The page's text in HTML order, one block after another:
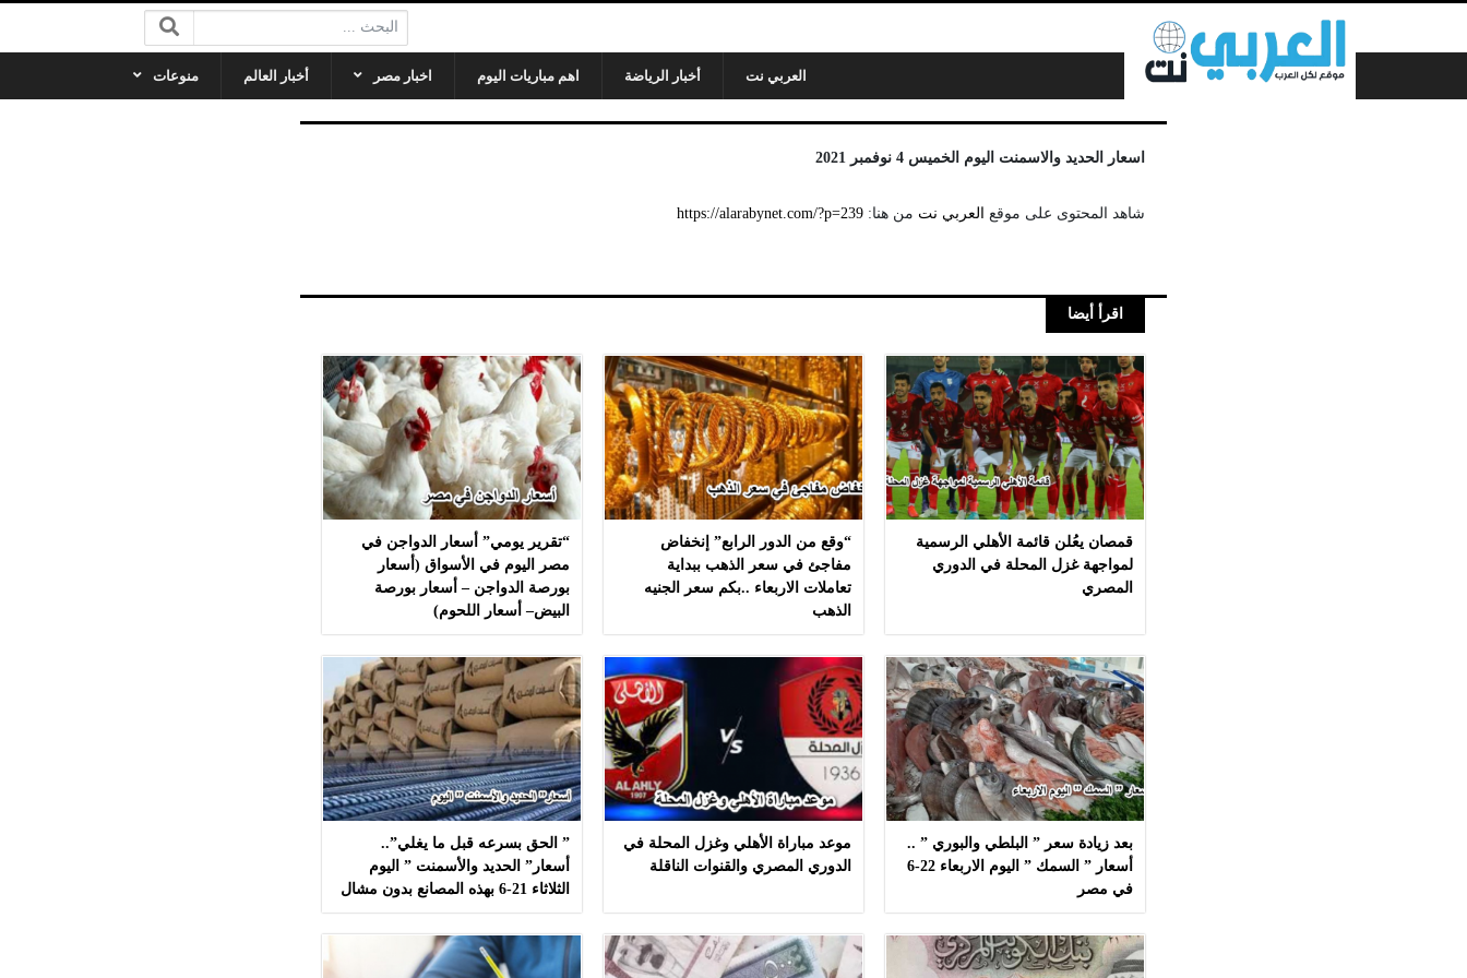
البحث:
العربي نت أخبار الرياضة اهم مباريات اليوم اخبار مصر أخبار العالم منوعات
اسعار الحديد والاسمنت اليوم الخميس 4 نوفمبر 2021
شاهد المحتوى على موقع العربي نت من هنا: https://alarabynet.com/?p=239
اقرأ أيضا
قمصان يعُلن قائمة الأهلي الرسمية
لمواجهة غزل المحلة في الدوري
المصري
“وقع من الدور الرابع” إنخفاض
مفاجئ في سعر الذهب ببداية
تعاملات الاربعاء ..بكم سعر الجنيه
الذهب
“تقرير يومي” أسعار الدواجن في
مصر اليوم في الأسواق (أسعار
بورصة الدواجن – أسعار بورصة
البيض– أسعار اللحوم)
بعد زيادة سعر ” البلطي والبوري ” ..
أسعار ” السمك ” اليوم الاربعاء 22-6
في مصر
موعد مباراة الأهلي وغزل المحلة في
الدوري المصري والقنوات الناقلة
” الحق بسرعه قبل ما يغلي”..
أسعار” الحديد والأسمنت ” اليوم
الثلاثاء 21-6 بهذه المصانع بدون مشال